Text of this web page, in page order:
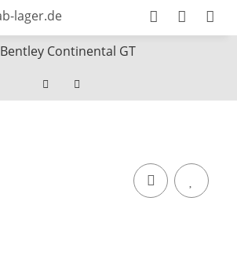
Bentley Continental GT